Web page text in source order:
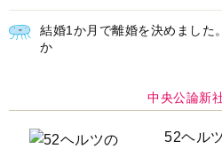
結婚1か月で離婚を決めました
か
中央公論新
52ヘル